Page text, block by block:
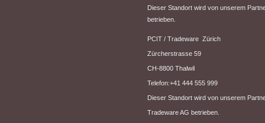
Dieser Standort wird von unserem
betrieben.
PCIT / Tradeware Zürich
Zürcherstrasse 59
CH-8800 Thalwil
Telefon:+41 444 555 999
Dieser Standort wird von unserem
Tradeware AG betrieben.